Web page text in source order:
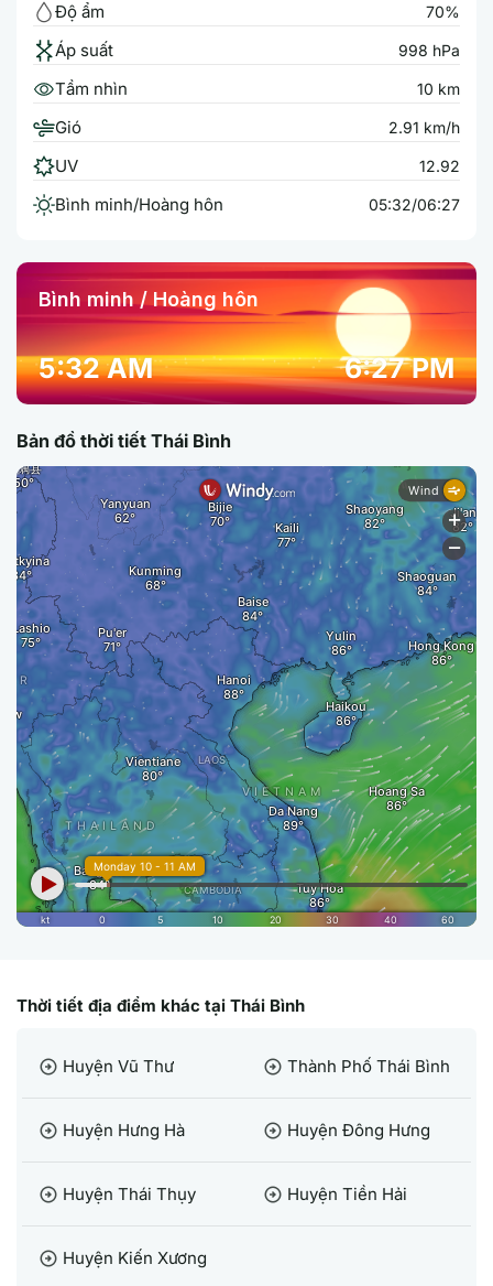
Độ ẩm 70%
Áp suất 998 hPa
Tầm nhìn 10 km
Gió 2.91 km/h
UV 12.92
Bình minh/Hoàng hôn 05:32/06:27
Bình minh / Hoàng hôn
5:32 AM 6:27 PM
Bản đồ thời tiết Thái Bình
Thời tiết địa điểm khác tại Thái Bình
arrow_circle_right Huyện Vũ Thư arrow_circle_right Thành Phố Thái Bình
arrow_circle_right Huyện Hưng Hà arrow_circle_right Huyện Đông Hưng
arrow_circle_right Huyện Thái Thụy arrow_circle_right Huyện Tiền Hải
arrow_circle_right Huyện Kiến Xương